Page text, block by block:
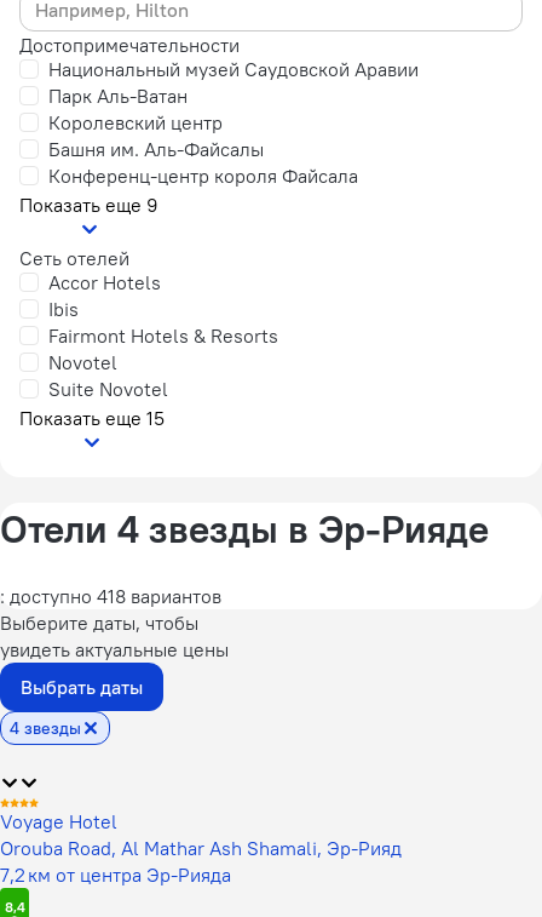
Достопримечательности
Национальный музей Саудовской Аравии
Парк Аль-Ватан
Королевский центр
Башня им. Аль-Файсалы
Конференц-центр короля Файсала
Показать еще 9
Сеть отелей
Accor Hotels
Ibis
Fairmont Hotels & Resorts
Novotel
Suite Novotel
Показать еще 15
Отели 4 звезды в Эр-Рияде
: доступно 418 вариантов
Выберите даты, чтобы
увидеть актуальные цены
Выбрать даты
4 звезды
Voyage Hotel
Orouba Road, Al Mathar Ash Shamali, Эр-Рияд
7,2 км от центра Эр-Рияда
8,4